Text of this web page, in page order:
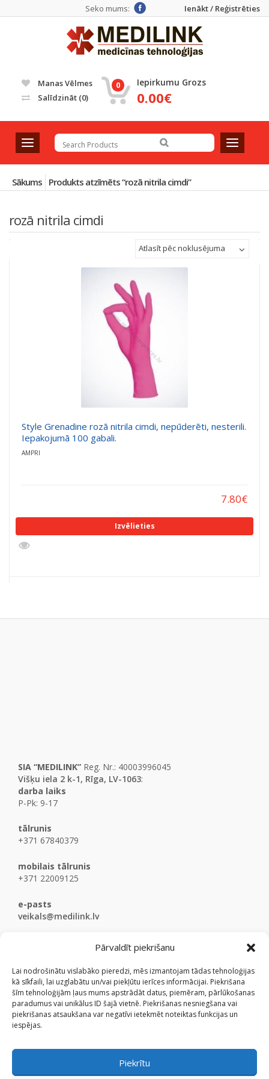
Pārvaldīt piekrišanu
Lai nodrošinātu vislabāko pieredzi, mēs izmantojam tādas tehnoloģijas
kā sīkfaili, lai uzglabātu un/vai piekļūtu ierīces informācijai. Piekrišana
šīm tehnoloģijām ļaus mums apstrādāt datus, piemēram, pārlūkošanas
paradumus vai unikālus ID šajā vietnē. Piekrišanas nesniegšana vai
piekrišanas atsaukšana var negatīvi ietekmēt noteiktas funkcijas un
iespējas.
Piekrītu
Ienākt / Reģistrēties
Seko mums:
Manas Vēlmes
Salīdzināt (0)
0 Iepirkumu Grozs
0.00€
T
o
g
g
l
n
a
T
o
g
l
a
Sākums Produkts atzīmēts “rozā nitrila cimdi”
rozā nitrila cimdi
Atlasīt pēc noklusējuma
Style Grenadine rozā nitrila cimdi, nepūderēti, nesterili.
Iepakojumā 100 gabali.
AMPRI
7.80€
Izvēlieties
SIA “MEDILINK” Reg. Nr.: 40003996045
Višķu iela 2 k-1, Rīga, LV-1063:
darba laiks
P-Pk: 9-17
tālrunis
+371 67840379
mobilais tālrunis
+371 22009125
e-pasts
veikals@medilink.lv